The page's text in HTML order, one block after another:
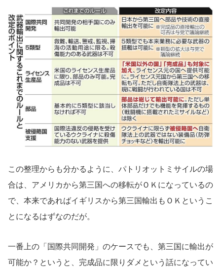
この整理からも分かるように、パトリオットミサイルの場
合は、アメリカから第三国への移転がＯＫになっているの
で、本来であればイギリスから第三国輸出もＯＫというこ
とになるはずなのだが。
一番上の「国際共同開発」のケースでも、第三国に輸出が
可能か？というと、完成品に限りダメという話になってい